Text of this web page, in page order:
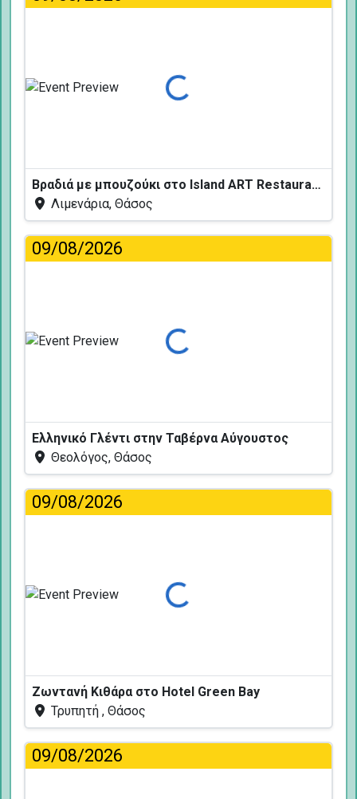
Φόρτωση...
Βραδιά με μπουζούκι στο Island ART Restaurant
Λιμενάρια, Θάσος
09/08/2026
Φόρτωση...
Ελληνικό Γλέντι στην Ταβέρνα Αύγουστος
Θεολόγος, Θάσος
09/08/2026
Φόρτωση...
Ζωντανή Κιθάρα στο Hotel Green Bay
Τρυπητή , Θάσος
09/08/2026